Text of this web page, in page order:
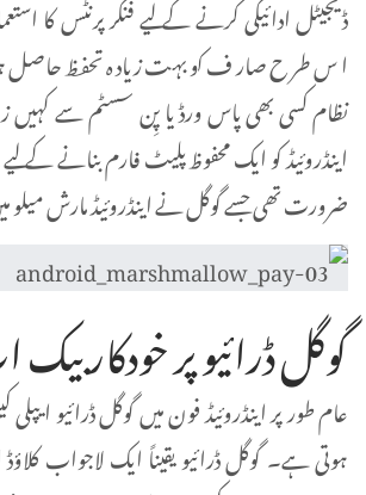
ڈیجیٹل ادائیگی کرنے کے لیے فنگر پرنٹس کا
اس طرح صارف کو بہت زیادہ تحفظ حاصل ہو
نظام کسی بھی پاس ورڈ یا پِن سسٹم سے کہیں
اینڈروئیڈ کو ایک محفوظ پلیٹ فارم بنانے کے
ضرورت تھی جسے گوگل نے اینڈروئیڈ مارش میلو
گوگل ڈرائیو پر خودکار
عام طور پر اینڈروئیڈ فون میں گوگل ڈرائیو
ہوتی ہے۔ گوگل ڈرائیو یقیناً ایک لاجواب